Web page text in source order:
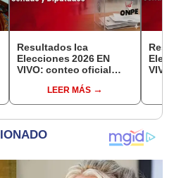
Resultados Ica
Elecciones 2026 EN
VIVO: conteo oficial
diputadosLEER MÁS